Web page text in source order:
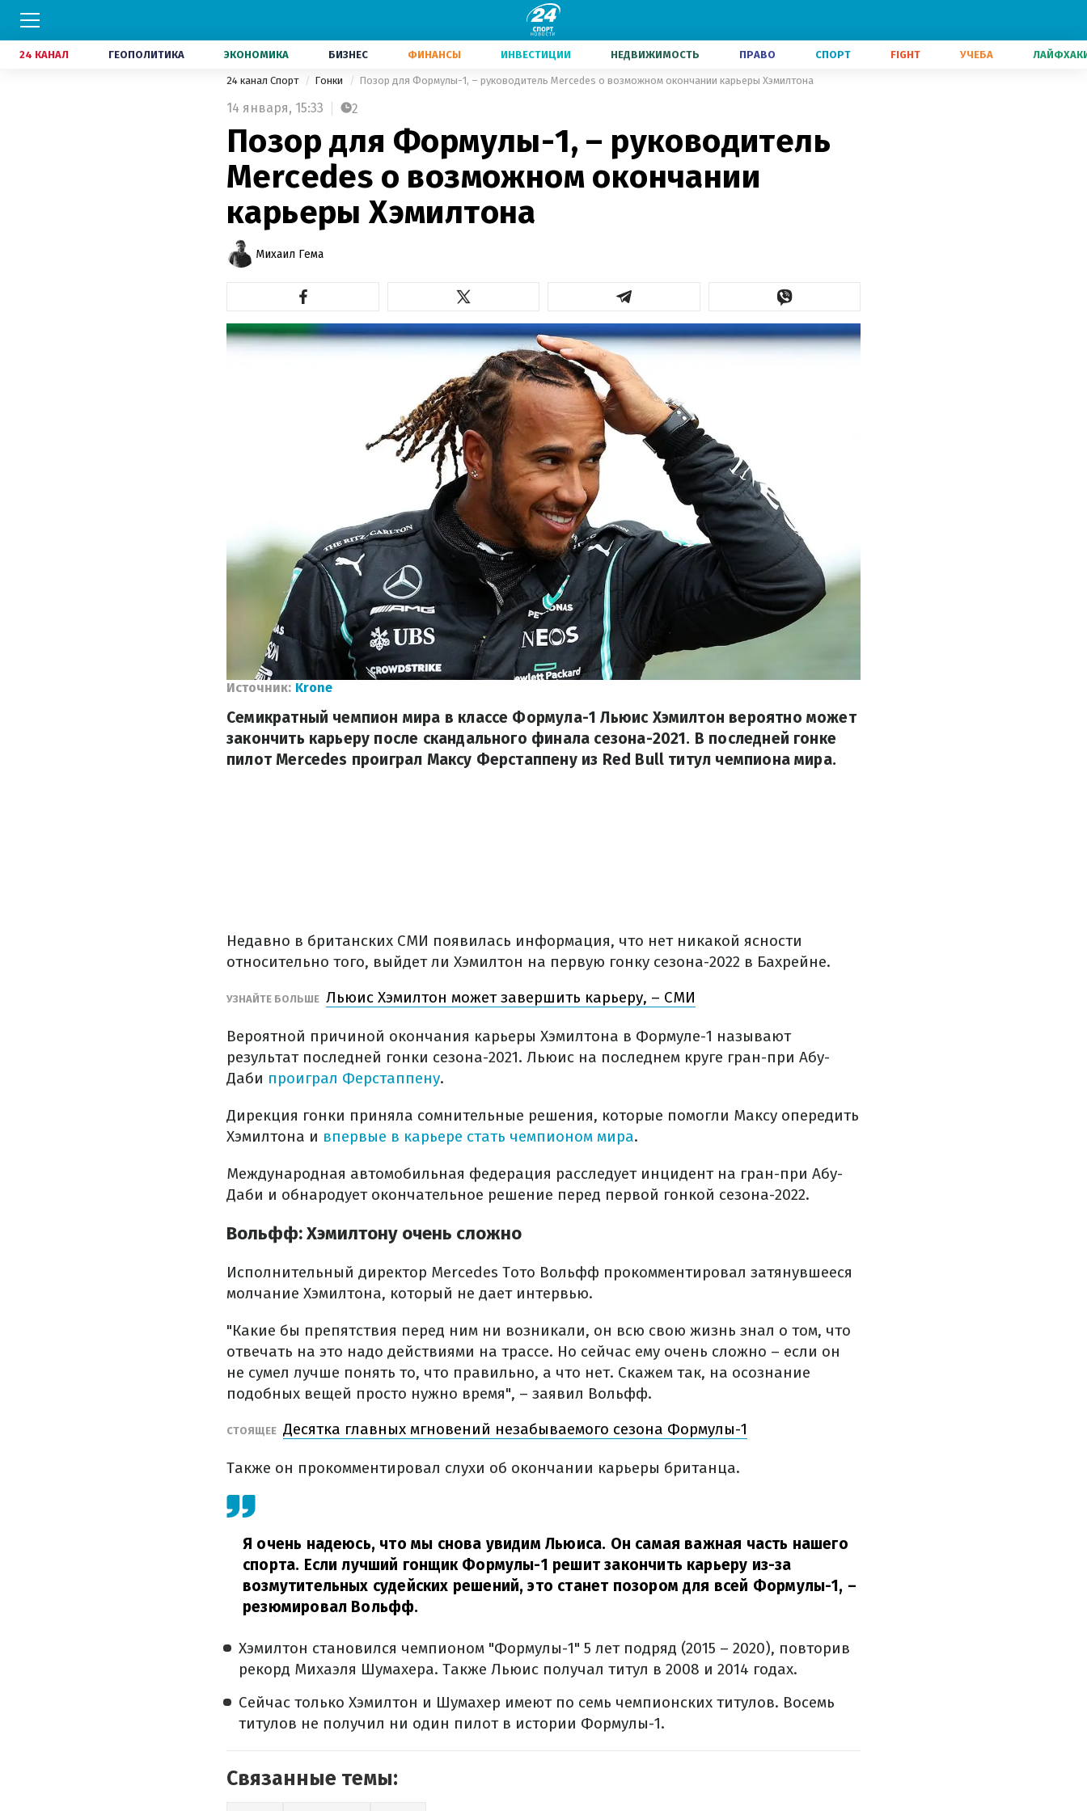
24 КАНАЛ ГЕОПОЛИТИКА ЭКОНОМИКА БИЗНЕС ФИНАНСЫ ИНВЕСТИЦИИ НЕДВИЖИМОСТЬ ПРАВО СПОРТ FIGHT УЧЕБА
24 канал Спорт Гонки Позор для Формулы-1, – руководитель Mercedes о возможном окончании карьеры Хэмилтона
14 января, 15:33 2
Позор для Формулы-1, – руководитель
Mercedes о возможном окончании
карьеры Хэмилтона
Михаил Гема
Источник: Krone
Семикратный чемпион мира в классе Формула-1 Льюис Хэмилтон вероятно может
закончить карьеру после скандального финала сезона-2021. В последней гонке
пилот Mercedes проиграл Максу Ферстаппену из Red Bull титул чемпиона мира.
Недавно в британских СМИ появилась информация, что нет никакой ясности
относительно того, выйдет ли Хэмилтон на первую гонку сезона-2022 в Бахрейне.
УЗНАЙТЕ БОЛЬШЕ Льюис Хэмилтон может завершить карьеру, – СМИ
Вероятной причиной окончания карьеры Хэмилтона в Формуле-1 называют
результат последней гонки сезона-2021. Льюис на последнем круге гран-при Абу-
Даби проиграл Ферстаппену.
Дирекция гонки приняла сомнительные решения, которые помогли Максу опередить
Хэмилтона и впервые в карьере стать чемпионом мира.
Международная автомобильная федерация расследует инцидент на гран-при Абу-
Даби и обнародует окончательное решение перед первой гонкой сезона-2022.
Вольфф: Хэмилтону очень сложно
Исполнительный директор Mercedes Тото Вольфф прокомментировал затянувшееся
молчание Хэмилтона, который не дает интервью.
"Какие бы препятствия перед ним ни возникали, он всю свою жизнь знал о том, что
отвечать на это надо действиями на трассе. Но сейчас ему очень сложно – если он
не сумел лучше понять то, что правильно, а что нет. Скажем так, на осознание
подобных вещей просто нужно время", – заявил Вольфф.
СТОЯЩЕЕ Десятка главных мгновений незабываемого сезона Формулы-1
Также он прокомментировал слухи об окончании карьеры британца.
Я очень надеюсь, что мы снова увидим Льюиса. Он самая важная часть нашего
спорта. Если лучший гонщик Формулы-1 решит закончить карьеру из-за
возмутительных судейских решений, это станет позором для всей Формулы-1, –
резюмировал Вольфф.
Хэмилтон становился чемпионом "Формулы-1" 5 лет подряд (2015 – 2020), повторив
рекорд Михаэля Шумахера. Также Льюис получал титул в 2008 и 2014 годах.
Сейчас только Хэмилтон и Шумахер имеют по семь чемпионских титулов. Восемь
титулов не получил ни один пилот в истории Формулы-1.
Связанные темы: